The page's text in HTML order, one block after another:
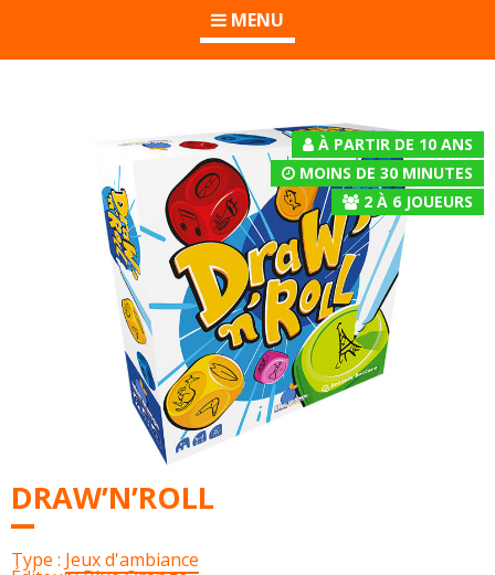
MENU
À PARTIR DE 10 ANS
MOINS DE 30 MINUTES
2 À 6 JOUEURS
DRAW’N’ROLL
Type : Jeux d'ambiance